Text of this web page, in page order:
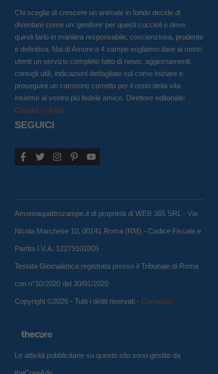
Chi sceglie di crescere un animale in fondo decide di
diventare come un ‘genitore’ per questi cuccioli e deve
quindi farlo in maniera responsabile, coscienziosa, prudente
e definitiva. Noi di Amore a 4 zampe vogliamo dare ai nostri
utenti un servizio completo fatto di news, aggiornamenti,
consigli utili, indicazioni dettagliate sul come iniziare e
proseguire un cammino corretto per il resto della vita
insieme al vostro più fedele amico. Direttore editoriale:
Claudia Colono.
SEGUICI
Amoreaquattrozampe.it di proprietà di WEB 365 SRL - Via
Nicola Marchese 10, 00141 Roma (RM) - Codice Fiscale e
Partita I.V.A. 12279101005
Testata Giornalistica registrata presso il Tribunale di Roma
con n°10/2020 del 30/01/2020
Copyright ©2026 - Tutti i diritti riservati - Contattaci
Le attività pubblicitarie su questo sito sono gestite da